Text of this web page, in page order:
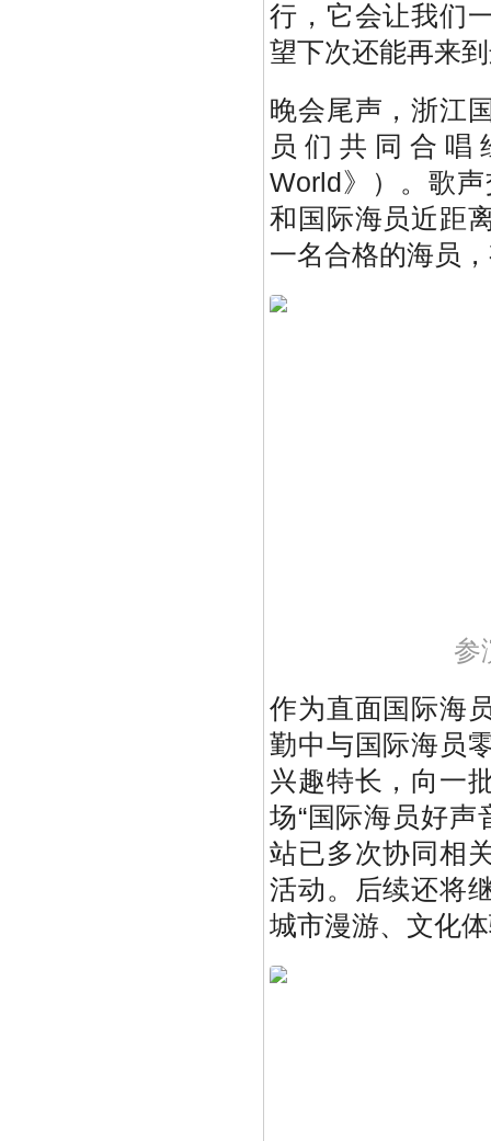
行，它会让我们
望下次还能再来
晚会尾声，浙江
员们共同合唱
World》）。歌
和国际海员近距
一名合格的海员
参
作为直面国际海
勤中与国际海员
兴趣特长，向一
场“国际海员好声
站已多次协同相
活动。后续还将
城市漫游、文化